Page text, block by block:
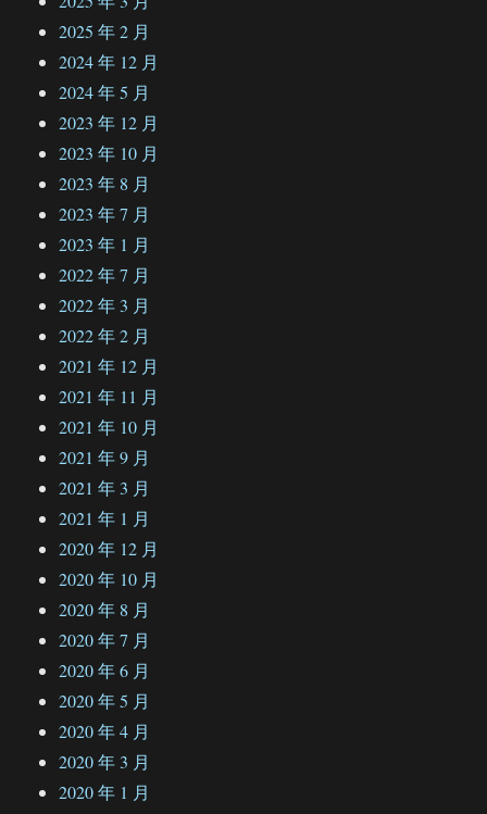
2025 年 2 月
2024 年 12 月
2024 年 5 月
2023 年 12 月
2023 年 10 月
2023 年 8 月
2023 年 7 月
2023 年 1 月
2022 年 7 月
2022 年 3 月
2022 年 2 月
2021 年 12 月
2021 年 11 月
2021 年 10 月
2021 年 9 月
2021 年 3 月
2021 年 1 月
2020 年 12 月
2020 年 10 月
2020 年 8 月
2020 年 7 月
2020 年 6 月
2020 年 5 月
2020 年 4 月
2020 年 3 月
2020 年 1 月